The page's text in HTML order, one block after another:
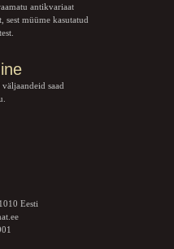
antikvariaat
müüme kasutatud
saad
Eesti